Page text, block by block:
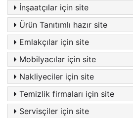
İnşaatçılar için site
Ürün Tanıtımlı hazır site
Emlakçılar için site
Mobilyacılar için site
Nakliyeciler için site
Temizlik firmaları için site
Servisçiler için site